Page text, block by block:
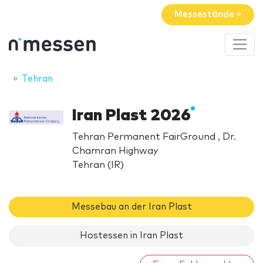
Messestände »
Tehran
Iran Plast 2026
Tehran Permanent FairGround , Dr.
Chamran Highway
Tehran (IR)
Messebau an der Iran Plast
Hostessen in Iran Plast